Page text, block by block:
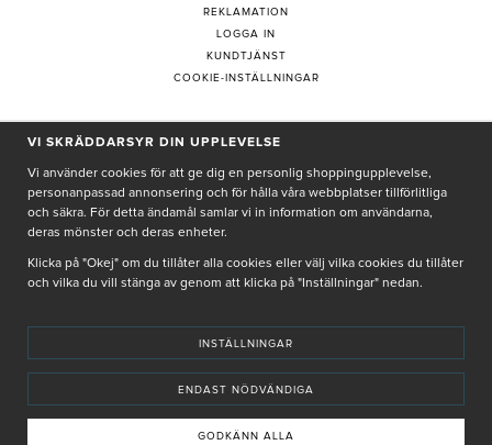
REKLAMATION
LOGGA IN
KUNDTJÄNST
COOKIE-INSTÄLLNINGAR
PRENUMERERA PÅ NYHETSBREV
Genom att ge min e-post, accepterar jag Seth och Sallyintegritetspolicy
De uppgifter du matar in kommer endast användas till våra nyhetsbrev.
INNEHÅLLET OCH REKOMMENDATIONERNA PÅ DENNA SIDA ÄR FRAMTAGNA OCH GRANSKADE
VI SKRÄDDARSYR DIN UPPLEVELSE
Vi använder cookies för att ge dig en personlig shoppingupplevelse,
personanpassad annonsering och för hålla våra webbplatser tillförlitliga
och säkra. För detta ändamål samlar vi in information om användarna,
deras mönster och deras enheter.
Klicka på "Okej" om du tillåter alla cookies eller välj vilka cookies du tillåter
och vilka du vill stänga av genom att klicka på "Inställningar" nedan.
INSTÄLLNINGAR
ENDAST NÖDVÄNDIGA
GODKÄNN ALLA